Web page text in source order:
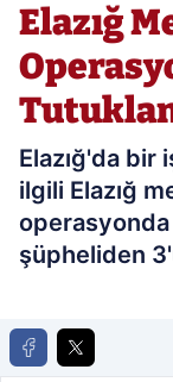
Elazığ
Elazığ'da bir
ilgili Elazığ
operasyonda
şüpheliden